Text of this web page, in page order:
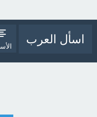
اسأل العرب